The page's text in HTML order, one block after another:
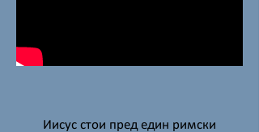
Иисус стои пред един римски